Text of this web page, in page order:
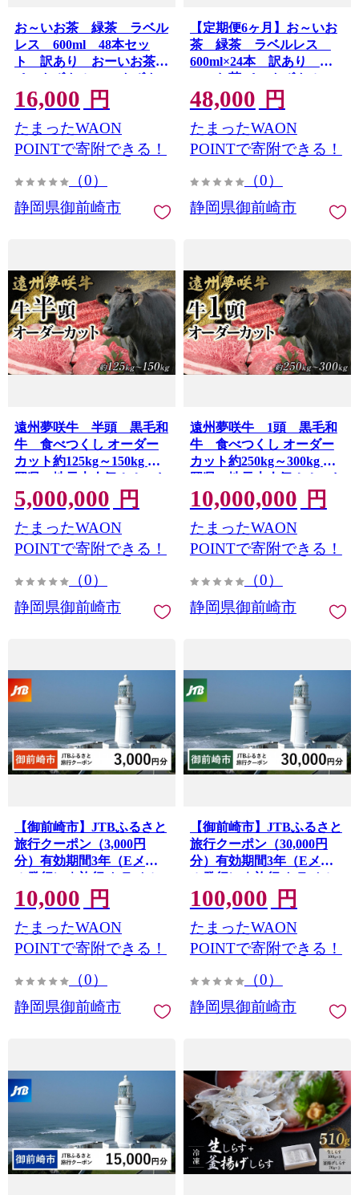
お～いお茶 緑茶 ラベル
レス 600ml 48本セッ
ト 訳あり おーいお茶
ペットボトル ぺットボト
ル飲料 ケース 箱 伊藤園 静
岡 カテキン 送料無料 健康
飲料 ソフトドリンク まと
め買い 常備品 防災 お
16,000 円
たまったWAON
POINTで寄附できる！
（0）
静岡県御前崎市
【定期便6ヶ月】お～いお
茶 緑茶 ラベルレス
600ml×24本 訳あり お
ーいお茶 ペットボトル ぺ
ットボトル飲料 ケース 箱
伊藤園 静岡 カテキン 送料
無料 健康 飲料 ソフトドリ
ンク まとめ買い 常備品
48,000 円
たまったWAON
POINTで寄附できる！
（0）
静岡県御前崎市
遠州夢咲牛 半頭 黒毛和
牛 食べつくし オーダー
カット約125kg～150kg 静
岡県 地元大人気！！ お
肉屋さんマルマツ 肉のプ
ロ
5,000,000 円
たまったWAON
POINTで寄附できる！
（0）
静岡県御前崎市
遠州夢咲牛 1頭 黒毛和
牛 食べつくし オーダー
カット約250kg～300kg 静
岡県 地元大人気！！ お
肉屋さんマルマツ 肉のプ
ロ
10,000,000 円
たまったWAON
POINTで寄附できる！
（0）
静岡県御前崎市
【御前崎市】JTBふるさと
旅行クーポン（3,000円
分）有効期間3年（Eメー
ル発行）｜旅行 トラベル
予約 国内旅行 JTB 宿泊 観
光 体験 旅行券 宿泊券 旅行
予約 温泉 ホテル 旅館 チケ
ット 子供 子連れ カップル
ーポン 店頭 オンライン ネ
10,000 円
たまったWAON
POINTで寄附できる！
（0）
静岡県御前崎市
【御前崎市】JTBふるさと
旅行クーポン（30,000円
分）有効期間3年（Eメー
ル発行）｜旅行 トラベル
予約 国内旅行 JTB 宿泊 観
光 体験 旅行券 宿泊券 旅行
予約 温泉 ホテル 旅館 チケ
ット 子供 子連れ カップル
ーポン 店頭 オンライン ネ
100,000 円
たまったWAON
POINTで寄附できる！
（0）
静岡県御前崎市